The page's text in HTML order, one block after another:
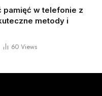
pamięć w telefonie z
metody i
60 Views